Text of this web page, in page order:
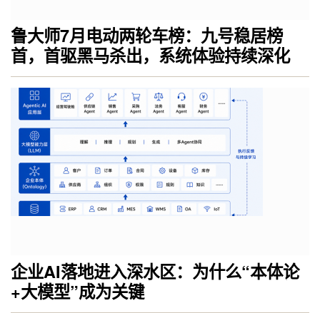
鲁大师7月电动两轮车榜：九号稳居榜
首，首驱黑马杀出，系统体验持续深化
企业AI落地进入深水区：为什么“本体论
+大模型”成为关键